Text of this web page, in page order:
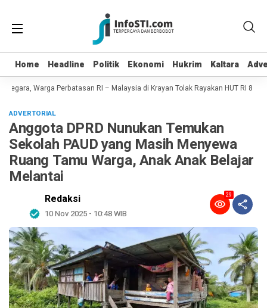
Home Headline Politik Ekonomi Hukrim Kaltara
Home Headline Politik Ekonomi Hukrim Kaltara
Warga Perbatasan RI – Malaysia di Krayan Tolak Rayakan HUT RI 81
ADVERTORIAL
Anggota DPRD Nunukan Temukan
Sekolah PAUD yang Masih Menyewa
Ruang Tamu Warga, Anak Anak Belajar
Melantai
Redaksi
10 Nov 2025 - 10:48 WIB
29